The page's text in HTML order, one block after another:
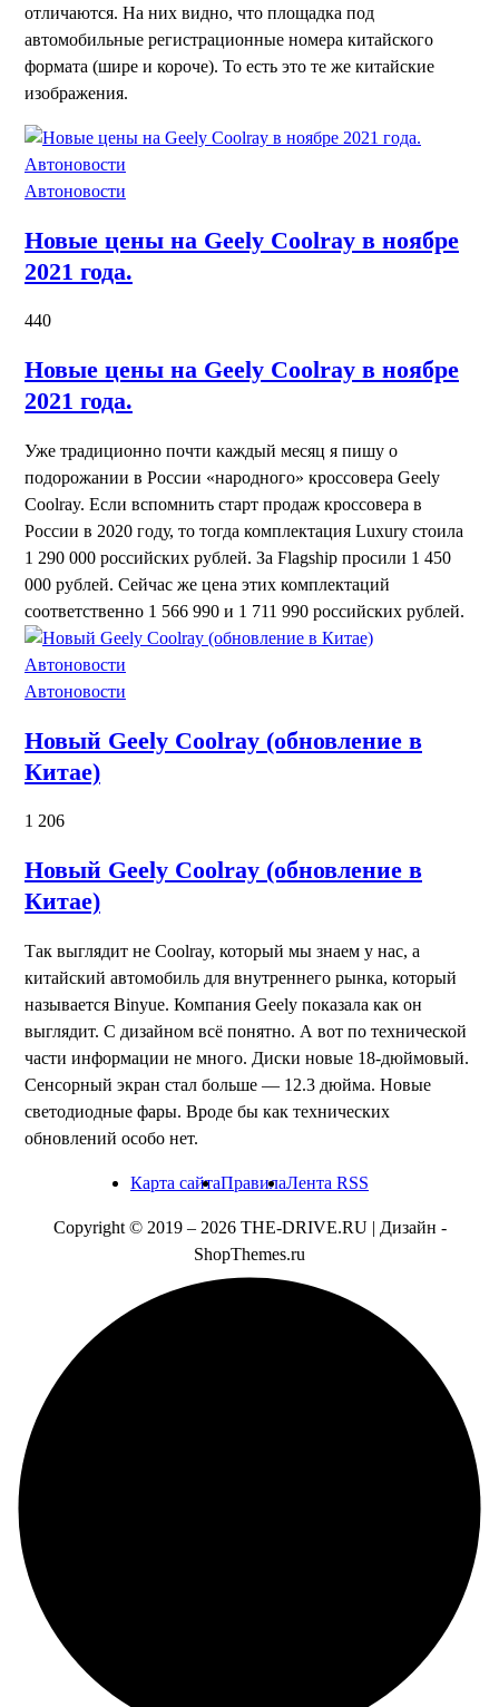
отличаются. На них видно, что площадка под
автомобильные регистрационные номера китайского
формата (шире и короче). То есть это те же китайские
изображения.
Автоновости
Автоновости
Новые цены на Geely Coolray в ноябре
2021 года.
440
Новые цены на Geely Coolray в ноябре
2021 года.
Уже традиционно почти каждый месяц я пишу о
подорожании в России «народного» кроссовера Geely
Coolray. Если вспомнить старт продаж кроссовера в
России в 2020 году, то тогда комплектация Luxury стоила
1 290 000 российских рублей. За Flagship просили 1 450
000 рублей. Сейчас же цена этих комплектаций
соответственно 1 566 990 и 1 711 990 российских рублей.
Автоновости
Автоновости
Новый Geely Coolray (обновление в
Китае)
1 206
Новый Geely Coolray (обновление в
Китае)
Так выглядит не Coolray, который мы знаем у нас, а
китайский автомобиль для внутреннего рынка, который
называется Binyue. Компания Geely показала как он
выглядит. С дизайном всё понятно. А вот по технической
части информации не много. Диски новые 18-дюймовый.
Сенсорный экран стал больше — 12.3 дюйма. Новые
светодиодные фары. Вроде бы как технических
обновлений особо нет.
Карта сайтаПравилаЛента RSS
Copyright © 2019 – 2026 THE-DRIVE.RU | Дизайн -
ShopThemes.ru